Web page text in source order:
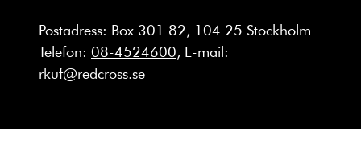
Postadress: Box 301 82, 104 25 Stockholm
Telefon: 08-4524600, E-mail:
rkuf@redcross.se